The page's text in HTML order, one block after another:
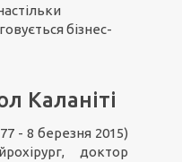
бізнес-
Каланіті
- 8 березня 2015)
доктор